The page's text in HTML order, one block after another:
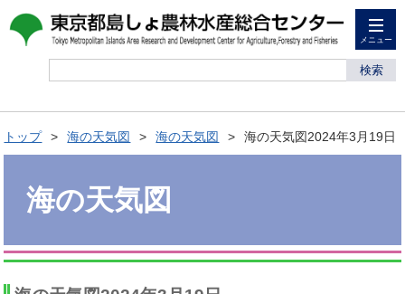
メニュー
検索
トップ 海の天気図 海の天気図 海の天気図2024年3月19日
海の天気図